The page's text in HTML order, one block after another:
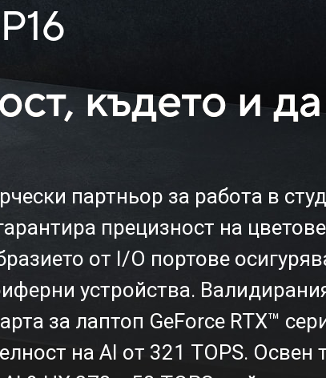
където и
партньор за работа в
прецизност на
от I/O портове
устройства.
за лаптоп GeForce RTX™
на AI от 321 TOPS. Освен